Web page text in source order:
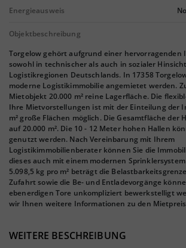
Energieausweis
Objektbeschreibung
Torgelow gehört aufgrund einer
sowohl in technischer als auch in sozialer
Logistikregionen Deutschlands. In 17358
moderne Logistikimmobilie angemietet werden.
Mietobjekt 20.000 m² reine Lagerfläche. Die
Ihre Mietvorstellungen ist mit der Einteilung der
m² große Flächen möglich. Die Gesamtfläche der
auf 20.000 m². Die 10 - 12 Meter hohen Hallen
genutzt werden. Nach Vereinbarung mit Ihrem
Logistikimmobilienberater können Sie die
dieses auch mit einem modernen
5.098,5 kg pro m² beträgt die
Zufahrt sowie die Be- und Entladevorgänge
ebenerdigen Tore unkompliziert bewerkstelligt
wir Ihnen weitere Informationen zu den
WEITERE BESCHREIBUNG